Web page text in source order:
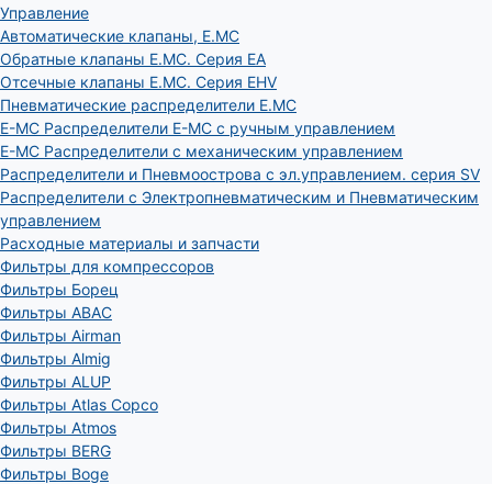
Управление
Автоматические клапаны, Е.МС
Обратные клапаны E.MC. Серия EA
Отсечные клапаны E.MC. Серия EHV
Пневматические распределители E.MC
E-MC Распределители E-MC с ручным управлением
E-MC Распределители с механическим управлением
Распределители и Пневмоострова с эл.управлением. серия SV
Распределители с Электропневматическим и Пневматическим
управлением
Расходные материалы и запчасти
Фильтры для компрессоров
Фильтры Борец
Фильтры ABAC
Фильтры Airman
Фильтры Almig
Фильтры ALUP
Фильтры Atlas Copco
Фильтры Atmos
Фильтры BERG
Фильтры Boge